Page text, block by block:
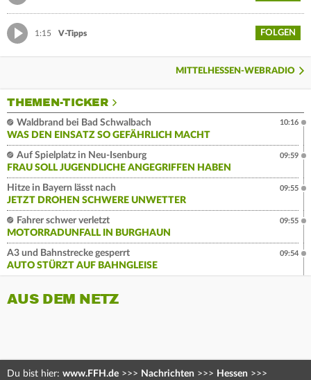
1:15 V-Tipps FOLGEN
MITTELHESSEN-WEBRADIO
THEMEN-TICKER
Waldbrand bei Bad Schwalbach
WAS DEN EINSATZ SO GEFÄHRLICH MACHT
10:16
Auf Spielplatz in Neu-Isenburg
FRAU SOLL JUGENDLICHE ANGEGRIFFEN HABEN
09:59
Hitze in Bayern lässt nach
JETZT DROHEN SCHWERE UNWETTER
09:55
Fahrer schwer verletzt
MOTORRADUNFALL IN BURGHAUN
09:55
A3 und Bahnstrecke gesperrt
AUTO STÜRZT AUF BAHNGLEISE
09:54
AUS DEM NETZ
Du bist hier: www.FFH.de >>> Nachrichten >>> Hessen >>>